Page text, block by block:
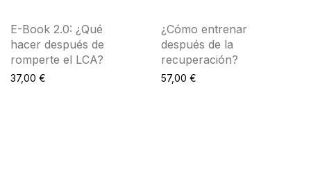
E-Book 2.0: ¿Qué
hacer después de
romperte el LCA?
37,00 €
¿Cómo entrenar
después de la
recuperación?
57,00 €